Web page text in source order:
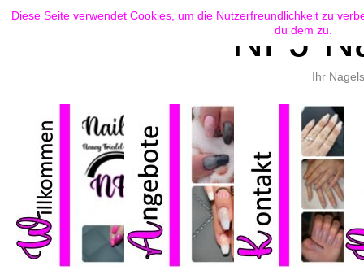
NFJ
Ihr
Diese Seite verwendet Cookies, um die Nutzerfreundlichkeit zu
du dem zu.